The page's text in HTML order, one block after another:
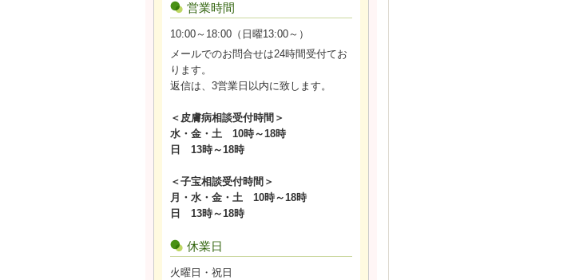
営業時間
10:00～18:00（日曜13:00～）
メールでのお問合せは24時間受付てお
ります。
返信は、3営業日以内に致します。
＜皮膚病相談受付時間＞
水・金・土 10時～18時
日 13時～18時
＜子宝相談受付時間＞
月・水・金・土 10時～18時
日 13時～18時
休業日
火曜日・祝日